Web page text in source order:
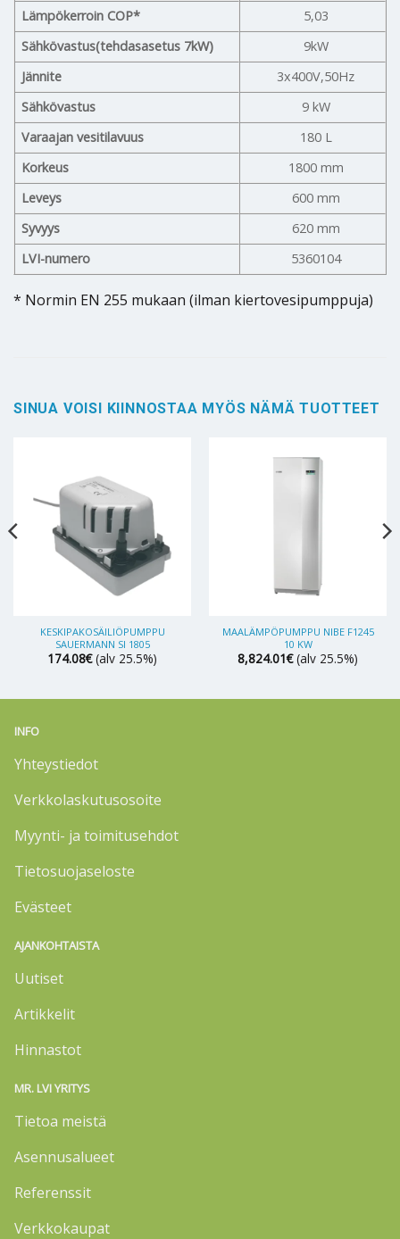
Lämpökerroin COP*
5,03
Sähkövastus(tehdasasetus 7kW)
9kW
Jännite
3x400V,50Hz
Sähkövastus
9 kW
Varaajan vesitilavuus
180 L
Korkeus
1800 mm
Leveys
600 mm
Syvyys
620 mm
LVI-numero
5360104
* Normin EN 255 mukaan (ilman kiertovesipumppuja)
SINUA VOISI KIINNOSTAA MYÖS NÄMÄ TUOTTEET
KESKIPAKOSÄILIÖPUMPPU
SAUERMANN SI 1805
174.08€ (alv 25.5%)
MAALÄMPÖPUMPPU NIBE F1245
10 KW
8,824.01€ (alv 25.5%)
INFO
Yhteystiedot
Verkkolaskutusosoite
Myynti- ja toimitusehdot
Tietosuojaseloste
Evästeet
AJANKOHTAISTA
Uutiset
Artikkelit
Hinnastot
MR. LVI YRITYS
Tietoa meistä
Asennusalueet
Referenssit
Verkkokaupat